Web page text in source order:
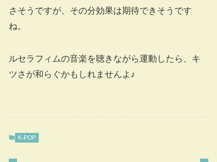
さそうですが、その分効果は期待できそうです
ね。
ルセラフィムの音楽を聴きながら運動したら、キ
ツさが和らぐかもしれませんよ♪
K-POP